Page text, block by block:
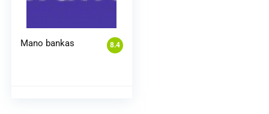
8.4
Mano bankas